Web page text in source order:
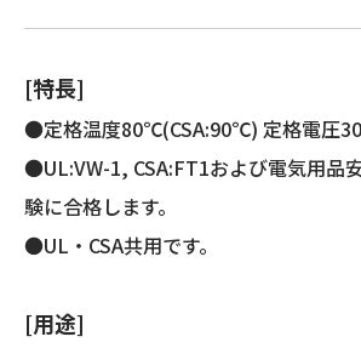
[特長]
●定格温度80℃(CSA:90℃) 定格電圧
●UL:VW-1, CSA:FT1および電気用品
験に合格します。
●UL・CSA共用です。
[用途]